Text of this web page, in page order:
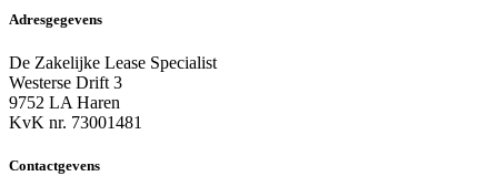
Adresgegevens
De Zakelijke Lease Specialist
Westerse Drift 3
9752 LA Haren
KvK nr. 73001481
Contactgevens